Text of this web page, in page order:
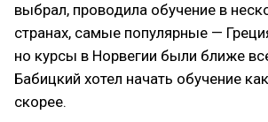
выбрал, проводила обучение в
странах, самые популярные —
но курсы в Норвегии были ближе
Бабицкий хотел начать обучение
скорее.